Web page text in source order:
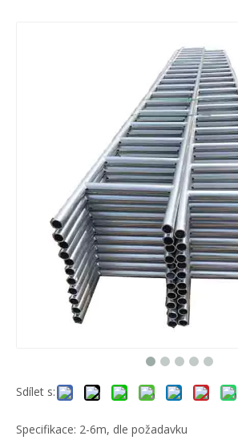
Sdílet s:
Specifikace: 2-6m, dle požadavku